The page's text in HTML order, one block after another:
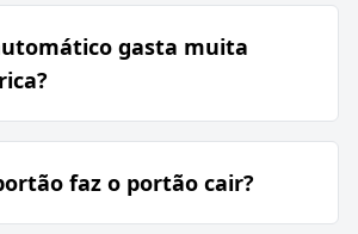
gasta muita
faz o portão cair?